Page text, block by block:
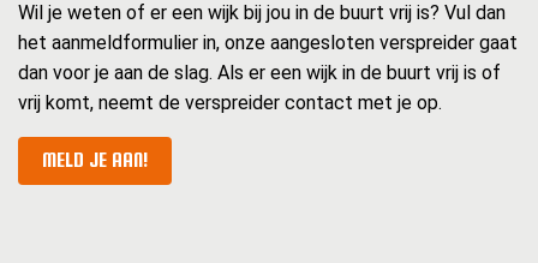
Wil je weten of er een wijk bij jou in de buurt vrij is? Vul dan
het aanmeldformulier in, onze aangesloten verspreider gaat
dan voor je aan de slag. Als er een wijk in de buurt vrij is of
vrij komt, neemt de verspreider contact met je op.
MELD JE AAN!